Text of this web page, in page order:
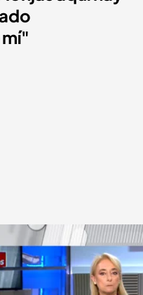
todos' cuatro.com